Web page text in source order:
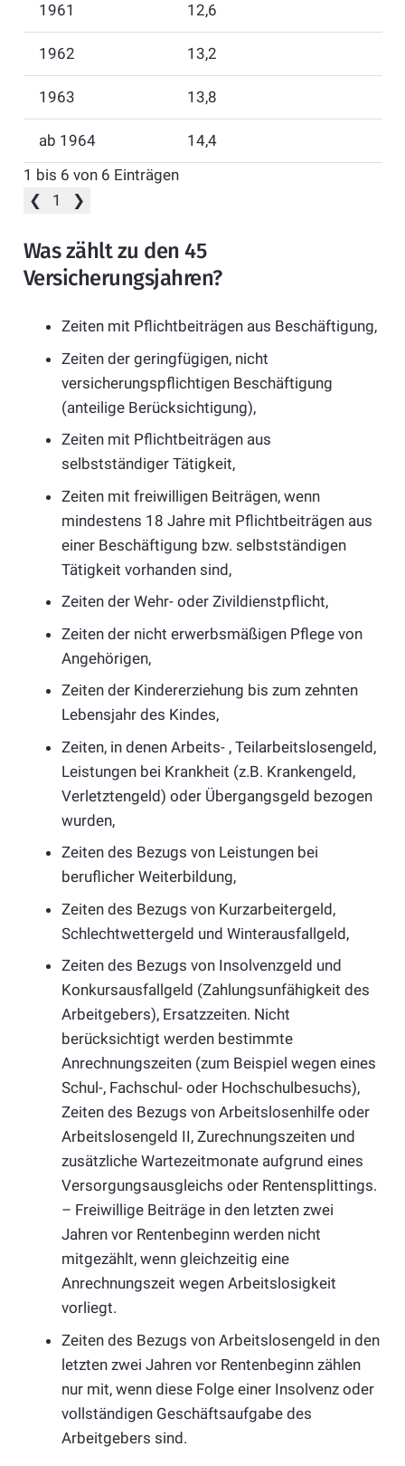
1961 12,6
1962 13,2
1963 13,8
ab 1964
14,4
1 bis 6 von 6 Einträgen
❮
1 ❯
Was zählt zu den 45
Versicherungsjahren?
Zeiten mit Pflichtbeiträgen aus Beschäftigung,
Zeiten der geringfügigen, nicht
versicherungspflichtigen Beschäftigung
(anteilige Berücksichtigung),
Zeiten mit Pflichtbeiträgen aus
selbstständiger Tätigkeit,
Zeiten mit freiwilligen Beiträgen, wenn
mindestens 18 Jahre mit Pflichtbeiträgen aus
einer Beschäftigung bzw. selbstständigen
Tätigkeit vorhanden sind,
Zeiten der Wehr- oder Zivildienstpflicht,
Zeiten der nicht erwerbsmäßigen Pflege von
Angehörigen,
Zeiten der Kindererziehung bis zum zehnten
Lebensjahr des Kindes,
Zeiten, in denen Arbeits- , Teilarbeitslosengeld,
Leistungen bei Krankheit (z.B. Krankengeld,
Verletztengeld) oder Übergangsgeld bezogen
wurden,
Zeiten des Bezugs von Leistungen bei
beruflicher Weiterbildung,
Zeiten des Bezugs von Kurzarbeitergeld,
Schlechtwettergeld und Winterausfallgeld,
Zeiten des Bezugs von Insolvenzgeld und
Konkursausfallgeld (Zahlungsunfähigkeit des
Arbeitgebers), Ersatzzeiten. Nicht
berücksichtigt werden bestimmte
Anrechnungszeiten (zum Beispiel wegen eines
Schul-, Fachschul- oder Hochschulbesuchs),
Zeiten des Bezugs von Arbeitslosenhilfe oder
Arbeitslosengeld II, Zurechnungszeiten und
zusätzliche Wartezeitmonate aufgrund eines
Versorgungsausgleichs oder Rentensplittings.
– Freiwillige Beiträge in den letzten zwei
Jahren vor Rentenbeginn werden nicht
mitgezählt, wenn gleichzeitig eine
Anrechnungszeit wegen Arbeitslosigkeit
vorliegt.
Zeiten des Bezugs von Arbeitslosengeld in den
letzten zwei Jahren vor Rentenbeginn zählen
nur mit, wenn diese Folge einer Insolvenz oder
vollständigen Geschäftsaufgabe des
Arbeitgebers sind.